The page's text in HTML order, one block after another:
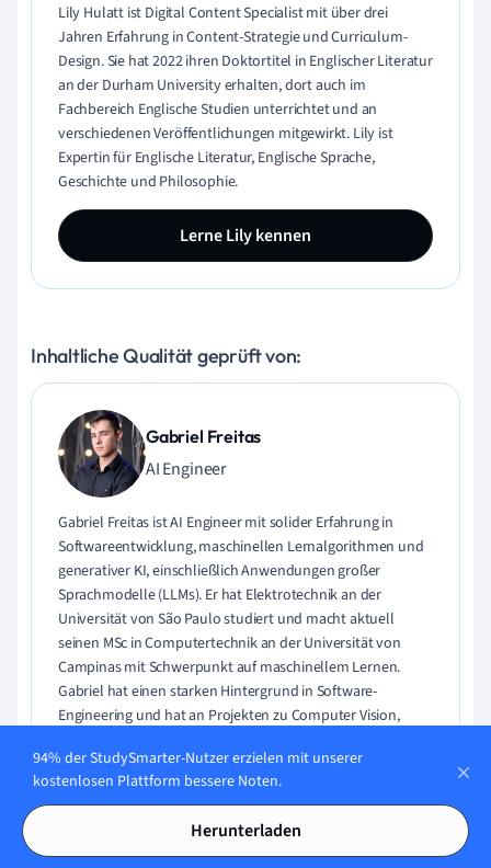
Lily Hulatt ist Digital Content Specialist mit über drei
Jahren Erfahrung in Content-Strategie und Curriculum-
Design. Sie hat 2022 ihren Doktortitel in Englischer Literatur
an der Durham University erhalten, dort auch im
Fachbereich Englische Studien unterrichtet und an
verschiedenen Veröffentlichungen mitgewirkt. Lily ist
Expertin für Englische Literatur, Englische Sprache,
Geschichte und Philosophie.
Lerne Lily kennen
Inhaltliche Qualität geprüft von:
Gabriel Freitas
AI Engineer
Gabriel Freitas ist AI Engineer mit solider Erfahrung in
Softwareentwicklung, maschinellen Lernalgorithmen und
generativer KI, einschließlich Anwendungen großer
Sprachmodelle (LLMs). Er hat Elektrotechnik an der
Universität von São Paulo studiert und macht aktuell
seinen MSc in Computertechnik an der Universität von
Campinas mit Schwerpunkt auf maschinellem Lernen.
Gabriel hat einen starken Hintergrund in Software-
Engineering und hat an Projekten zu Computer Vision,
Lerne Gabriel kennen
94% der StudySmarter-Nutzer erzielen mit unserer
kostenlosen Plattform bessere Noten.
Herunterladen